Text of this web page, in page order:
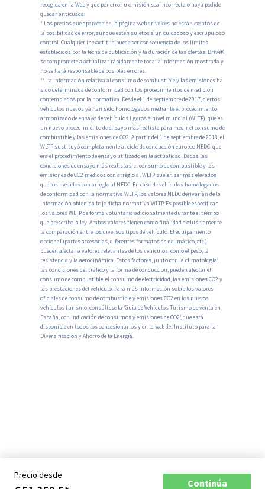
recogida en la Web y que por error u omisión sea incorrecta o haya podido
quedar anticuada.
* Los precios que aparecen en la página web drivek.es no están exentos de
la posibilidad de error, aunque estén sujetos a un cuidadoso y escrupuloso
control. Cualquier inexactitud puede ser consecuencia de los límites
establecidos por la fecha de publicación y la duración de las ofertas. DriveK
se compromete a actualizar rápidamente toda la información mostrada y
no se hará responsable de posibles errores.
** La información relativa al consumo de combustible y las emisiones ha
sido determinada de conformidad con los procedimientos de medición
contemplados por la normativa. Desde el 1 de septiembre de 2017, ciertos
vehículos nuevos ya han sido homologados mediante el procedimiento
armonizado de ensayo de vehículos ligeros a nivel mundial (WLTP), que es
un nuevo procedimiento de ensayo más realista para medir el consumo de
combustible y las emisiones de CO2. A partir del 1 de septiembre de 2018, el
WLTP sustituyó completamente al ciclo de conducción europeo NEDC, que
era el procedimiento de ensayo utilizado en la actualidad. Dadas las
condiciones de ensayo más realistas, el consumo de combustible y las
emisiones de CO2 medidos con arreglo al WLTP suelen ser más elevados
que los medidos con arreglo al NEDC. En caso de vehículos homologados
de conformidad con la normativa WLTP, los valores NEDC derivarían de la
información obtenida bajo dicha normativa WLTP. Es posible especificar
los valores WLTP de forma voluntaria adicionalmente durante el tiempo
que prescribe la ley. Ambos valores tienen como finalidad exclusivamente
la comparación entre los diversos tipos de vehículo. El equipamiento
opcional (partes accesorias, diferentes formatos de neumático, etc.)
pueden afectar a valores relevantes de los vehículos, como el peso, la
resistencia y la aerodinámica. Estos factores, junto con la climatología,
las condiciones del tráfico y la forma de conducción, pueden afectar el
consumo de combustible, el consumo de electricidad, las emisiones CO2 y
las prestaciones del vehículo. Para más información sobre los valores
oficiales de consumo de combustible y emisiones CO2 en los nuevos
vehículos turismo, consúltese la ‘Guía de Vehículos Turismo de venta en
España, con indicación de consumos y emisiones de CO2’, que está
disponible en todos los concesionarios y en la web del Instituto para la
Diversificación y Ahorro de la Energía.
Precio desde
Continúa